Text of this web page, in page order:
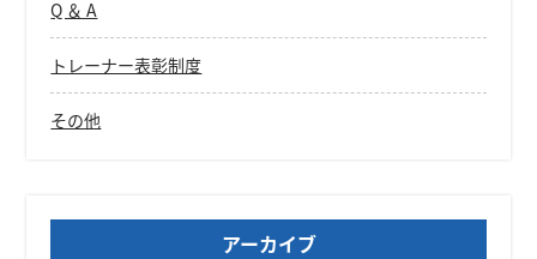
Q ＆ A
トレーナー表彰制度
その他
アーカイブ